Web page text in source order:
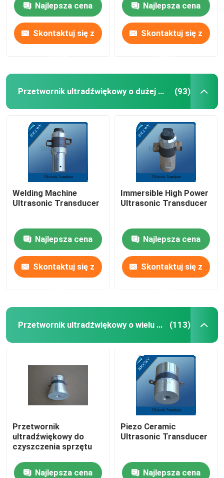
Najlepsza cena
Skontaktuj się z
Najlepsza cena
Skontaktuj się z
Przetwornik ultradźwiękowy o dużej mocy (93)
Welding Machine
Ultrasonic Transducer
Najlepsza cena
Skontaktuj się z
Immersible High Power
Ultrasonic Transducer
Najlepsza cena
Skontaktuj się z
Przetwornik ultradźwiękowy o wielu częstotliwościach (113)
Przetwornik
ultradźwiękowy do
czyszczenia sprzętu
Najlepsza cena
Piezo Ceramic
Ultrasonic Transducer
Najlepsza cena